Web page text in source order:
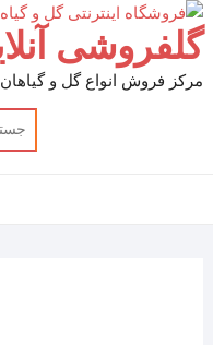
گلفروشی
مرکز فروش انواع گل و گیاهان